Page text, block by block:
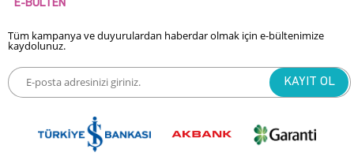
E-BÜLTEN
Tüm kampanya ve duyurulardan haberdar olmak için e-bültenimize
kaydolunuz.